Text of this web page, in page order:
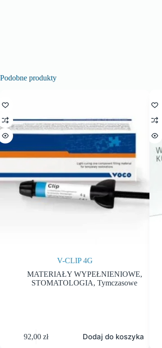
Podobne produkty
V-CLIP 4G
MATERIAŁY WYPEŁNIENIOWE,
STOMATOLOGIA,Tymczasowe
92,00zł Dodaj do koszyka